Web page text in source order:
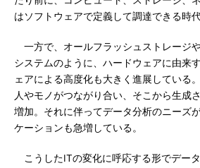
はソフトウェアで定義して調達できる時代
一方で、オールフラッシュストレージ
システムのように、ハードウェアに由来
ェアによる高度化も大きく進展している
人やモノがつながり合い、そこから生成
増加。それに伴ってデータ分析のニーズ
ケーションも急増している。
こうしたITの変化に呼応する形でデー